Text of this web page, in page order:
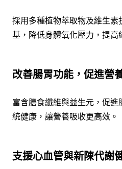
採用多種植物萃取物及維生
基，降低身體氧化壓力，提高
改善腸胃功能，促進營
富含膳食纖維與益生元，促
統健康，讓營養吸收更高效。
支援心血管與新陳代謝